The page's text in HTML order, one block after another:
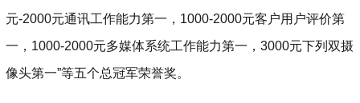
元-2000元通讯工作能力第一，1000-2000元客户用户评价第
一，1000-2000元多媒体系统工作能力第一，3000元下列双摄
像头第一”等五个总冠军荣誉奖。